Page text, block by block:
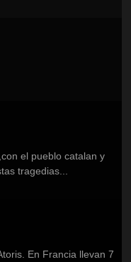
el pueblo catalan y
tragedias...
En Francia llevan 7